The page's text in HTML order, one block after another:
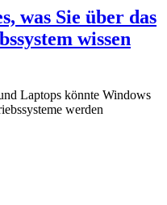
was Sie über das
wissen
Laptops könnte Windows
werden